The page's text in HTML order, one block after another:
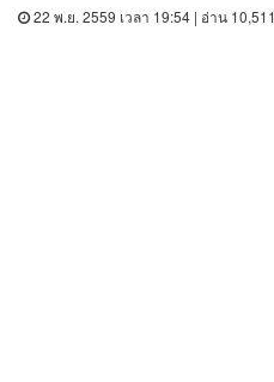
22 พ.ย. 2559 เวลา 19:54 | อ่าน 10,511